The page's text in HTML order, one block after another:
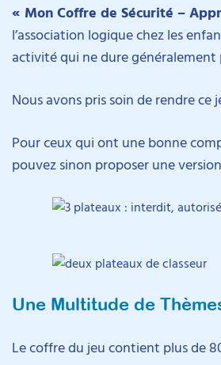
« Mon Coffre de Sécurité –
l’association logique chez les
activité qui ne dure
Nous avons pris soin de rendre
Pour ceux qui ont une bonne
pouvez sinon proposer une
Une Multitude de
Le coffre du jeu contient plus de